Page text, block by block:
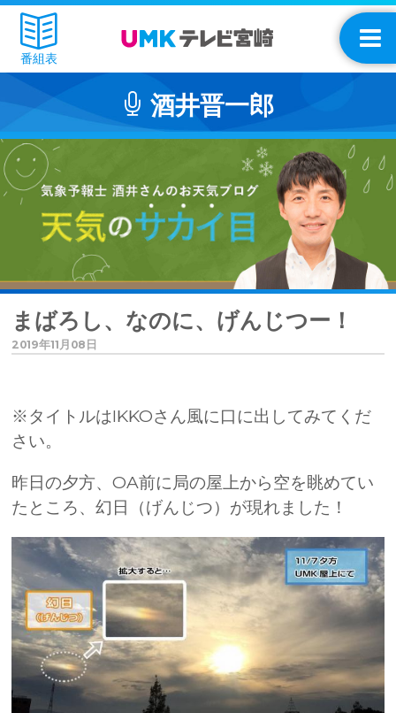
番組表
酒井晋一郎
まばろし、なのに、げんじつー！
2019年11月08日
※タイトルはIKKOさん風に口に出してみてくだ
さい。
昨日の夕方、OA前に局の屋上から空を眺めてい
たところ、幻日（げんじつ）が現れました！